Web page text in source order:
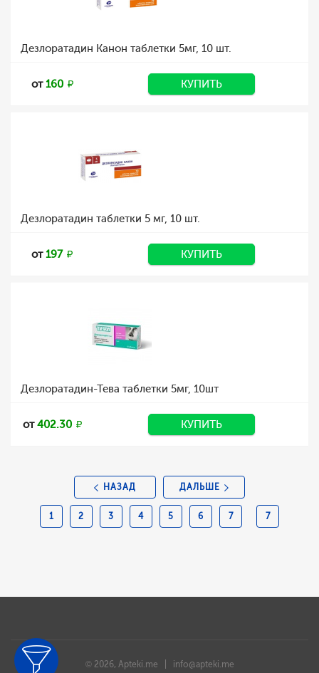
Дезлоратадин Канон таблетки 5мг, 10 шт.
от160 КУПИТЬ
Дезлоратадин таблетки 5 мг, 10 шт.
от197 КУПИТЬ
Дезлоратадин-Тева таблетки 5мг, 10шт
от402.30 КУПИТЬ
НАЗАД
1 2 3 4 5 6 7 7
ДАЛЬШЕ
© 2026, Apteki.me | info@apteki.me